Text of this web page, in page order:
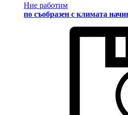
Ние работим
по съобразен с климата